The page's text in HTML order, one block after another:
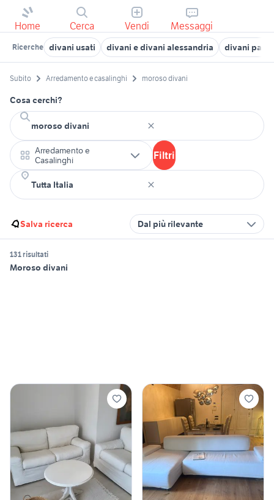
Home Cerca Vendi Messaggi
Ricerche divani usati divani e divani alessandria divani
Subito Arredamento e casalinghi moroso divani
Cosa cerchi?
Arredamento e
Casalinghi
Filtri
Salva ricerca Dal più rilevante
131 risultati
Moroso divani